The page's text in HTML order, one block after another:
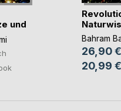
und
Bahram
26,90 €
20,99 €